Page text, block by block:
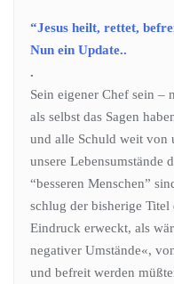
“Jesus heilt, rettet,
Nun ein Update..
.
Sein eigener Chef sein –
als selbst das Sagen
und alle Schuld weit von
unsere Lebensumstände
“besseren Menschen”
schlug der bisherige Titel
Eindruck erweckt, als
negativer Umstände«,
und befreit werden